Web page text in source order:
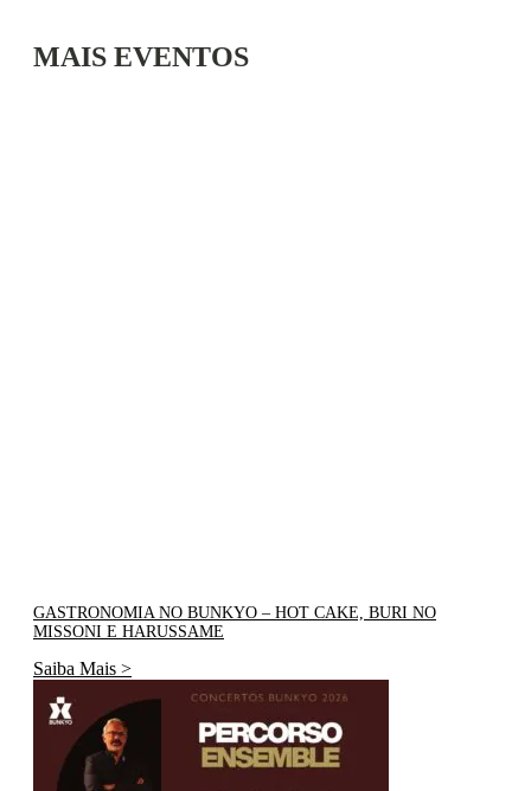
MAIS EVENTOS
GASTRONOMIA NO BUNKYO – HOT CAKE, BURI NO
MISSONI E HARUSSAME
Saiba Mais >